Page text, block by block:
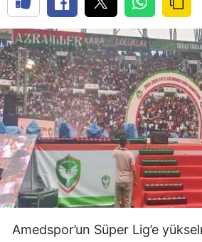
Amedspor’un Süper Lig’e